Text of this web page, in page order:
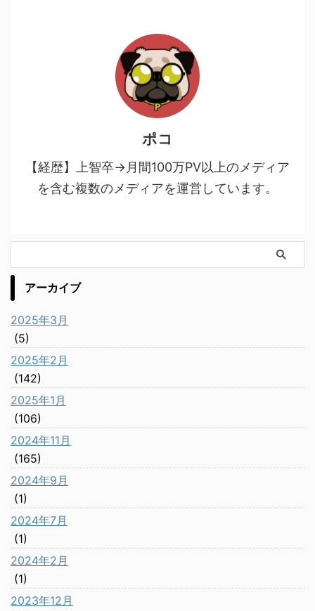
ポコ
【経歴】上智卒→月間100万PV以上のメディア
を含む複数のメディアを運営しています。
アーカイブ
2025年3月
(5)
2025年2月
(142)
2025年1月
(106)
2024年11月
(165)
2024年9月
(1)
2024年7月
(1)
2024年2月
(1)
2023年12月